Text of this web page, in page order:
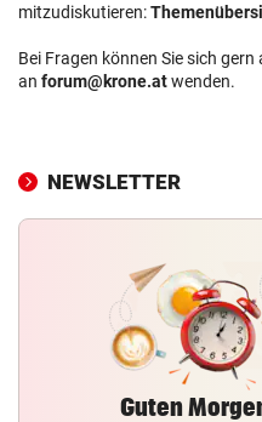
mitzudiskutieren:
Bei Fragen können Sie sich
an forum@krone.atwenden.
NEWSLETTER
Guten